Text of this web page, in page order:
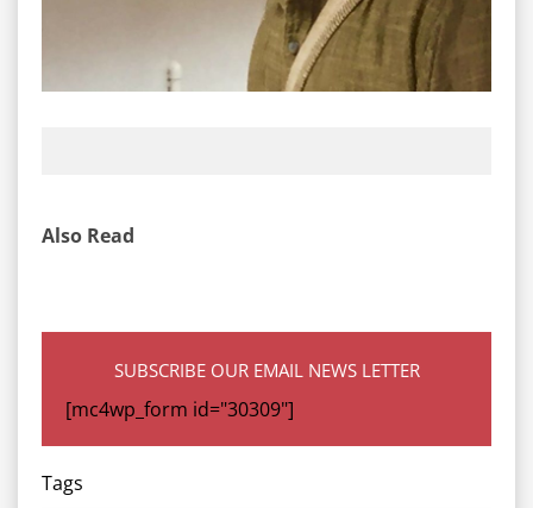
Also Read
SUBSCRIBE OUR EMAIL NEWS LETTER
[mc4wp_form id="30309"]
Tags